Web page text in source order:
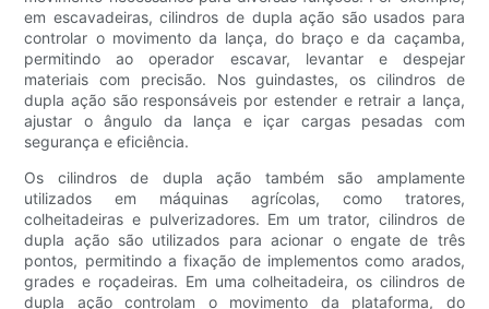
em escavadeiras, cilindros de dupla ação são usados ​​para
controlar o movimento da lança, do braço e da caçamba,
permitindo ao operador escavar, levantar e despejar
materiais com precisão. Nos guindastes, os cilindros de
dupla ação são responsáveis ​​por estender e retrair a lança,
ajustar o ângulo da lança e içar cargas pesadas com
segurança e eficiência.
Os cilindros de dupla ação também são amplamente
utilizados em máquinas agrícolas, como tratores,
colheitadeiras e pulverizadores. Em um trator, cilindros de
dupla ação são utilizados para acionar o engate de três
pontos, permitindo a fixação de implementos como arados,
grades e roçadeiras. Em uma colheitadeira, os cilindros de
dupla ação controlam o movimento da plataforma, do